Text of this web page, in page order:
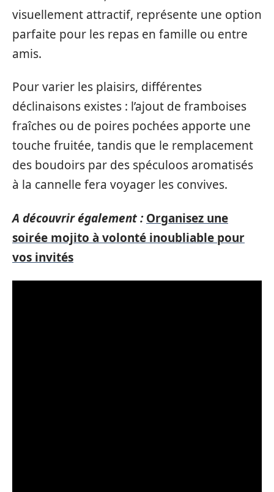
visuellement attractif, représente une option
parfaite pour les repas en famille ou entre
amis.
Pour varier les plaisirs, différentes
déclinaisons existes : l’ajout de framboises
fraîches ou de poires pochées apporte une
touche fruitée, tandis que le remplacement
des boudoirs par des spéculoos aromatisés
à la cannelle fera voyager les convives.
A découvrir également : Organisez une
soirée mojito à volonté inoubliable pour
vos invités